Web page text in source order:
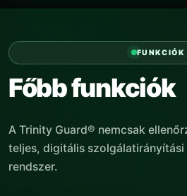
FUNKCIÓK
Főbb funkciók
A Trinity Guard® nemcsak
teljes, digitális
rendszer.